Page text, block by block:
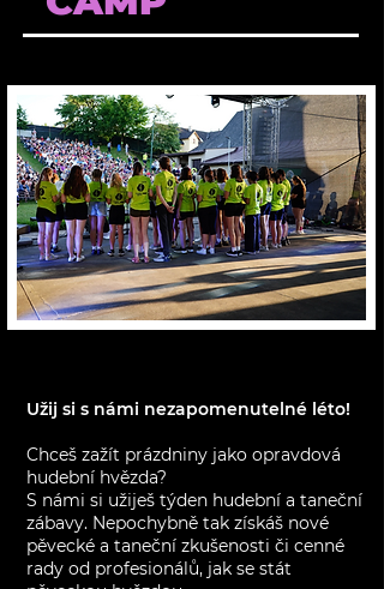
Užij si s námi nezapomenutelné léto!
Chceš zažít prázdniny jako opravdová
hudební hvězda?
S námi si užiješ týden hudební a taneční
zábavy. Nepochybně tak získáš nové
pěvecké a taneční zkušenosti či cenné
rady od profesionálů, jak se stát